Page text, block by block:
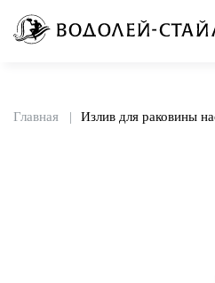
Главная Излив для раковины